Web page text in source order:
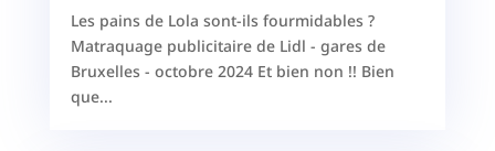
Les pains de Lola sont-ils fourmidables ?
Matraquage publicitaire de Lidl - gares de
Bruxelles - octobre 2024 Et bien non !! Bien
que...